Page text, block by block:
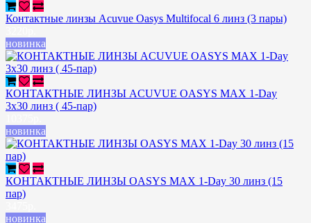
Контактные линзы Acuvue Oasys Multifocal 6 линз (3 пары)
новинка
КОНТАКТНЫЕ ЛИНЗЫ ACUVUE OASYS MAX 1-Day
3х30 линз ( 45-пар)
новинка
КОНТАКТНЫЕ ЛИНЗЫ OASYS MAX 1-Day 30 линз (15
пар)
новинка